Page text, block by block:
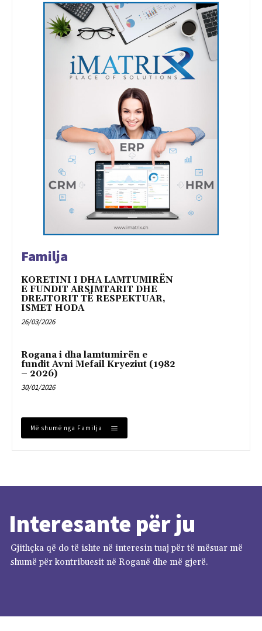
Familja
KORETINI I DHA LAMTUMIRËN
E FUNDIT ARSIMTARIT DHE
DREJTORIT TË RESPEKTUAR,
ISMET HODA
26/03/2026
Rogana i dha lamtumirën e
fundit Avni Mefail Kryeziut (1982
– 2026)
30/01/2026
Më shumë nga Familja
Interesante për ju
Gjithçka që do të ishte në interesin tuaj për të mësuar më
shumë për kontribuesit në Roganë dhe më gjerë.